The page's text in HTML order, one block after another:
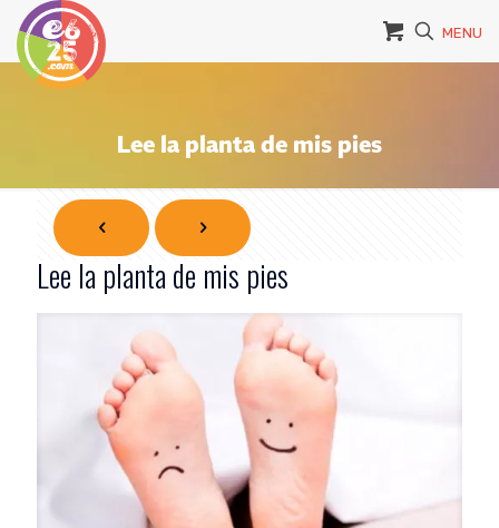
MENU
Lee la planta de mis pies
Lee la planta de mis pies